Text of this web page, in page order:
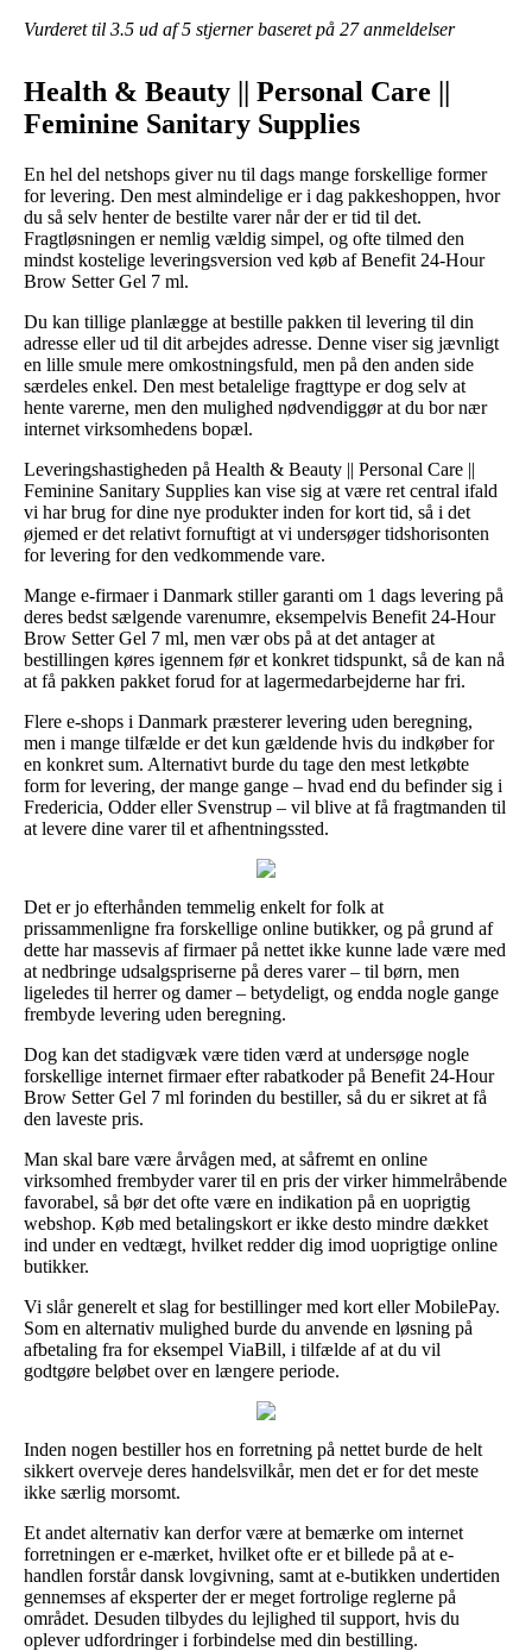
Vurderet til 3.5 ud af 5 stjerner baseret på 27anmeldelser
Health & Beauty || Personal Care ||
Feminine Sanitary Supplies
En hel del netshops giver nu til dags mange forskellige former
for levering. Den mest almindelige er i dag pakkeshoppen, hvor
du så selv henter de bestilte varer når der er tid til det.
Fragtløsningen er nemlig vældig simpel, og ofte tilmed den
mindst kostelige leveringsversion ved køb af Benefit 24-Hour
Brow Setter Gel 7 ml.
Du kan tillige planlægge at bestille pakken til levering til din
adresse eller ud til dit arbejdes adresse. Denne viser sig jævnligt
en lille smule mere omkostningsfuld, men på den anden side
særdeles enkel. Den mest betalelige fragttype er dog selv at
hente varerne, men den mulighed nødvendiggør at du bor nær
internet virksomhedens bopæl.
Leveringshastigheden på Health & Beauty || Personal Care ||
Feminine Sanitary Supplies kan vise sig at være ret central ifald
vi har brug for dine nye produkter inden for kort tid, så i det
øjemed er det relativt fornuftigt at vi undersøger tidshorisonten
for levering for den vedkommende vare.
Mange e-firmaer i Danmark stiller garanti om 1 dags levering på
deres bedst sælgende varenumre, eksempelvis Benefit 24-Hour
Brow Setter Gel 7 ml, men vær obs på at det antager at
bestillingen køres igennem før et konkret tidspunkt, så de kan nå
at få pakken pakket forud for at lagermedarbejderne har fri.
Flere e-shops i Danmark præsterer levering uden beregning,
men i mange tilfælde er det kun gældende hvis du indkøber for
en konkret sum. Alternativt burde du tage den mest letkøbte
form for levering, der mange gange – hvad end du befinder sig i
Fredericia, Odder eller Svenstrup – vil blive at få fragtmanden til
at levere dine varer til et afhentningssted.
Det er jo efterhånden temmelig enkelt for folk at
prissammenligne fra forskellige online butikker, og på grund af
dette har massevis af firmaer på nettet ikke kunne lade være med
at nedbringe udsalgspriserne på deres varer – til børn, men
ligeledes til herrer og damer – betydeligt, og endda nogle gange
frembyde levering uden beregning.
Dog kan det stadigvæk være tiden værd at undersøge nogle
forskellige internet firmaer efter rabatkoder på Benefit 24-Hour
Brow Setter Gel 7 ml forinden du bestiller, så du er sikret at få
den laveste pris.
Man skal bare være årvågen med, at såfremt en online
virksomhed frembyder varer til en pris der virker himmelråbende
favorabel, så bør det ofte være en indikation på en uoprigtig
webshop. Køb med betalingskort er ikke desto mindre dækket
ind under en vedtægt, hvilket redder dig imod uoprigtige online
butikker.
Vi slår generelt et slag for bestillinger med kort eller MobilePay.
Som en alternativ mulighed burde du anvende en løsning på
afbetaling fra for eksempel ViaBill, i tilfælde af at du vil
godtgøre beløbet over en længere periode.
Inden nogen bestiller hos en forretning på nettet burde de helt
sikkert overveje deres handelsvilkår, men det er for det meste
ikke særlig morsomt.
Et andet alternativ kan derfor være at bemærke om internet
forretningen er e-mærket, hvilket ofte er et billede på at e-
handlen forstår dansk lovgivning, samt at e-butikken undertiden
gennemses af eksperter der er meget fortrolige reglerne på
området. Desuden tilbydes du lejlighed til support, hvis du
oplever udfordringer i forbindelse med din bestilling.